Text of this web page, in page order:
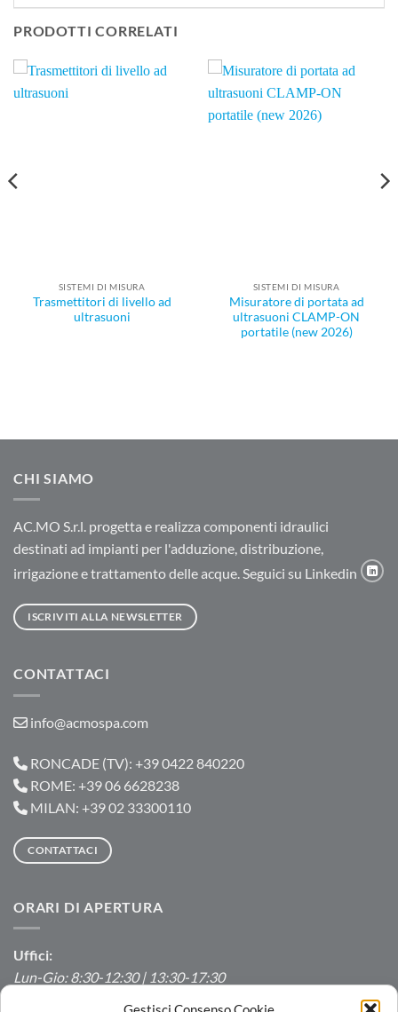
PRODOTTI CORRELATI
SISTEMI DI MISURA
Trasmettitori di livello ad
ultrasuoni
SISTEMI DI MISURA
Misuratore di portata ad
ultrasuoni CLAMP-ON
portatile (new 2026)
CHI SIAMO
AC.MO S.r.l. progetta e realizza componenti idraulici
destinati ad impianti per l'adduzione, distribuzione,
irrigazione e trattamento delle acque. Seguici su Linkedin
ISCRIVITI ALLA NEWSLETTER
CONTATTACI
info@acmospa.com
RONCADE (TV): +39 0422 840220
ROME: +39 06 6628238
MILAN: +39 02 33300110
CONTATTACI
ORARI DI APERTURA
Uffici:
Lun-Gio: 8:30-12:30 | 13:30-17:30